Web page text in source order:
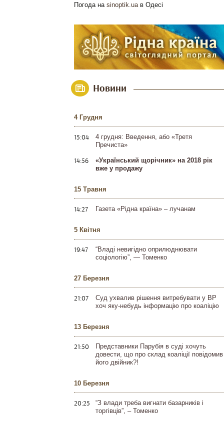
Погода на sinoptik.ua в Одесі
Новини
4 Грудня
15:04
4 грудня: Введення, або «Третя
Пречиста»
14:56
«Український щорічник» на 2018 рік
вже у продажу
15 Травня
14:27 Газета «Рідна країна» – лучанам
5 Квітня
19:47
“Владі невигідно оприлюднювати
соціологію”, — Томенко
27 Березня
21:07
Суд ухвалив рішення витребувати у ВР
хоч яку-небудь інформацію про коаліцію
13 Березня
21:50
Представники Парубія в суді хочуть
довести, що про склад коаліції повідомив
його двійник?!
10 Березня
20:25
“З влади треба вигнати базарників і
торгівців”, – Томенко